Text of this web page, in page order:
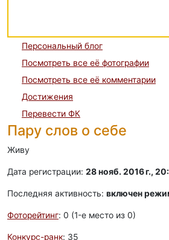
Персональный блог
Посмотреть все её фотографии
Посмотреть все её комментарии
Достижения
Перевести ФК
Пару слов о себе
Живу
Дата регистрации: 28 нояб. 2016 г.,
Последняя активность: включен
Фоторейтинг: 0 (1-e место из 0)
Конкурс-ранк: 35